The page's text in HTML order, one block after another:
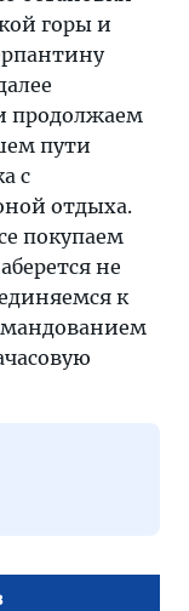
горы и
продолжаем
пути
с
отдыха.
покупаем
не
к